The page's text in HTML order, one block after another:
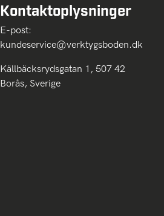
Kontaktoplysninger
E-post:
kundeservice@verktygsboden.dk
Källbäcksrydsgatan 1, 507 42
Borås, Sverige